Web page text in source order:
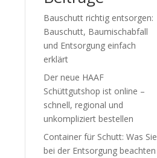
Bauschutt richtig entsorgen:
Bauschutt, Baumischabfall
und Entsorgung einfach
erklärt
Der neue HAAF
Schüttgutshop ist online –
schnell, regional und
unkompliziert bestellen
Container für Schutt: Was Sie
bei der Entsorgung beachten